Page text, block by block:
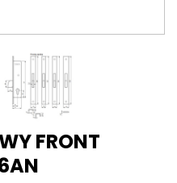
FRONT